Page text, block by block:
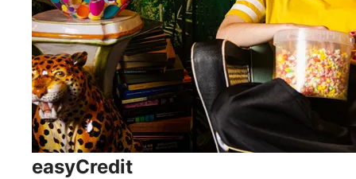
easyCredit